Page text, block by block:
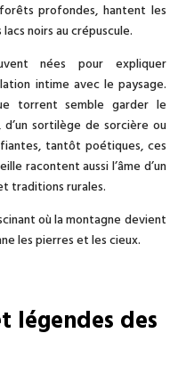
profondes, hantent les
noirs au crépuscule.
nées pour expliquer
intime avec le paysage.
torrent semble garder le
sortilège de sorcière ou
tantôt poétiques, ces
racontent aussi l’âme d’un
traditions rurales.
où la montagne devient
les pierres et les cieux.
légendes des